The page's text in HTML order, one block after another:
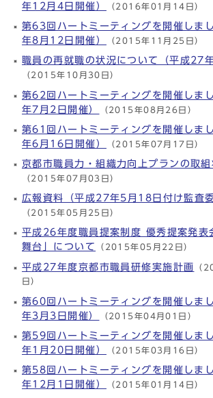
年12月4日開催）
（2016年01月14日）
第63回ハートミーティングを開催しま
年8月12日開催）
（2015年11月25日）
職員の再就職の状況について（平成27
（2015年10月30日）
第62回ハートミーティングを開催しま
年7月2日開催）
（2015年08月26日）
第61回ハートミーティングを開催しま
年6月16日開催）
（2015年07月17日）
京都市職員力・組織力向上プランの取
（2015年07月03日）
広報資料（平成27年5月18日付け監査委
（2015年05月25日）
平成26年度職員提案制度 優秀提案発表
舞台」について
（2015年05月22日）
平成27年度京都市職員研修実施計画 （
日）
第60回ハートミーティングを開催しま
年3月3日開催）
（2015年04月01日）
第59回ハートミーティングを開催しま
年1月20日開催）
（2015年03月16日）
第58回ハートミーティングを開催しま
年12月1日開催）
（2015年01月14日）